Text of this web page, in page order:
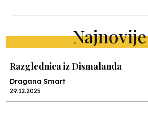
Najnovije
Razglednica iz Dismalanda
Dragana Smart
29.12.2025